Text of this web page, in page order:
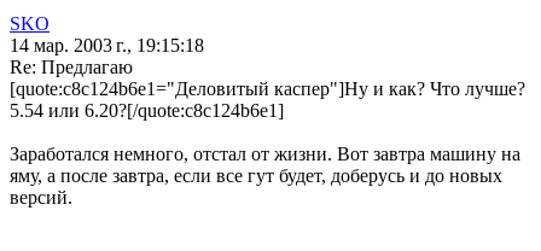
SKO
14 мар. 2003 г., 19:15:18
Re: Предлагаю
[quote:c8c124b6e1="Деловитый каспер"]Ну и как? Что лучше?
5.54 или 6.20?[/quote:c8c124b6e1]
Заработался немного, отстал от жизни. Вот завтра машину на
яму, а после завтра, если все гут будет, доберусь и до новых
версий.